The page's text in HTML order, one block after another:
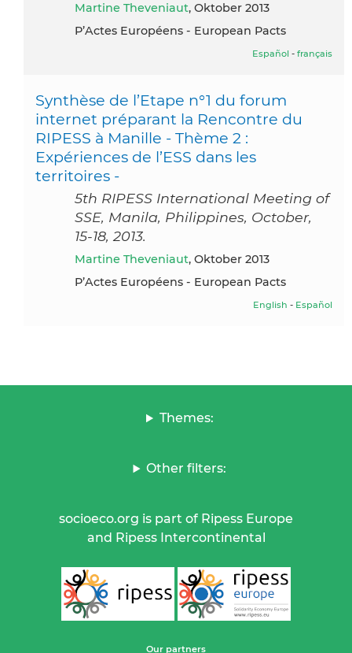
Martine Theveniaut, Oktober 2013
P’Actes Européens - European Pacts
Español - français
Synthèse de l’Etape n°1 du forum
internet préparant la Rencontre du
RIPESS à Manille - Thème 2 :
Expériences de l’ESS dans les
territoires -
5th RIPESS International Meeting of
SSE, Manila, Philippines, October,
15-18, 2013.
Martine Theveniaut, Oktober 2013
P’Actes Européens - European Pacts
English - Español
Themes:
Other filters:
socioeco.org is part of Ripess Europe
and Ripess Intercontinental
Our partners